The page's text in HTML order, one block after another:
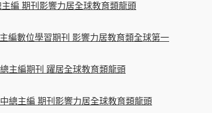
編 期刊影響力居全球教育類龍頭
編數位學習期刊 影響力居教育類全球第一
主編期刊 躍居全球教育類龍頭
總主編 期刊影響力居全球教育類龍頭